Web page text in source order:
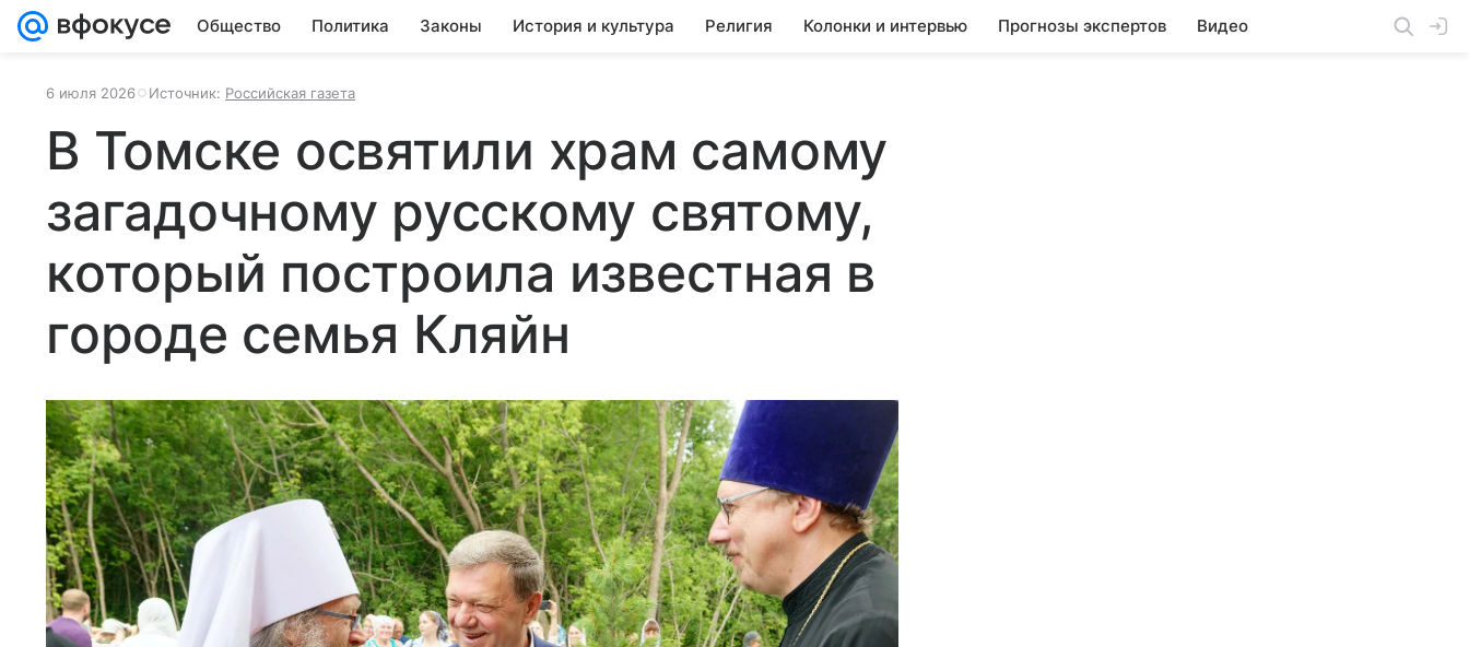
Общество Политика Законы История и культура Религия Колонки и интервью Прогнозы экспертов Видео
6 июля 2026 Источник: Российская газета
В Томске освятили храм самому
загадочному русскому святому,
который построила известная в
городе семья Кляйн